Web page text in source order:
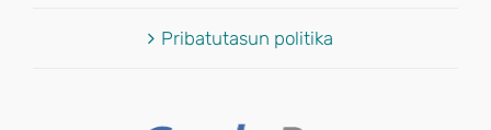
Pribatutasun politika